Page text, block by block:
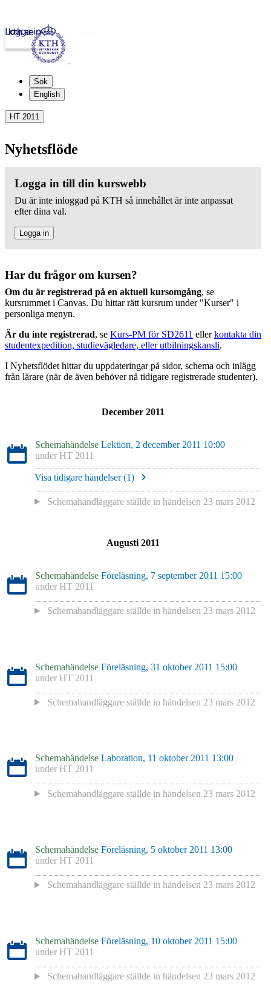
kth.se
Logga in
Sök
English
HT 2011
Nyhetsflöde
Logga in till din kurswebb
Du är inte inloggad på KTH så innehållet är inte anpassat
efter dina val.
Logga in
Har du frågor om kursen?
Om du är registrerad på en aktuell kursomgång, se
kursrummet i Canvas. Du hittar rätt kursrum under "Kurser" i
personliga menyn.
Är du inte registrerad, se Kurs-PM för SD2611 ellerkontakta din
studentexpedition, studievägledare, eller utbilningskansli.
I Nyhetsflödet hittar du uppdateringar på sidor, schema och inlägg
från lärare (när de även behöver nå tidigare registrerade studenter).
December 2011
Schemahändelse Lektion, 2 december 2011 10:00
under HT 2011
Visa tidigare händelser (1)
Schemahandläggare ställde in händelsen 23 mars 2012
Augusti 2011
Schemahändelse Föreläsning, 7 september 2011 15:00
under HT 2011
Schemahandläggare ställde in händelsen 23 mars 2012
Schemahändelse Föreläsning, 31 oktober 2011 15:00
under HT 2011
Schemahandläggare ställde in händelsen 23 mars 2012
Schemahändelse Laboration, 11 oktober 2011 13:00
under HT 2011
Schemahandläggare ställde in händelsen 23 mars 2012
Schemahändelse Föreläsning, 5 oktober 2011 13:00
under HT 2011
Schemahandläggare ställde in händelsen 23 mars 2012
Schemahändelse Föreläsning, 10 oktober 2011 15:00
under HT 2011
Schemahandläggare ställde in händelsen 23 mars 2012